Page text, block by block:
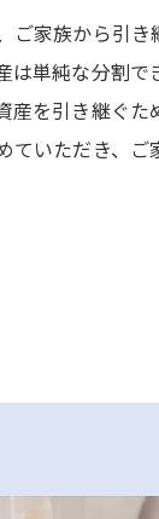
ご家族から引
は単純な分割
産を引き継ぐ
ていただき、